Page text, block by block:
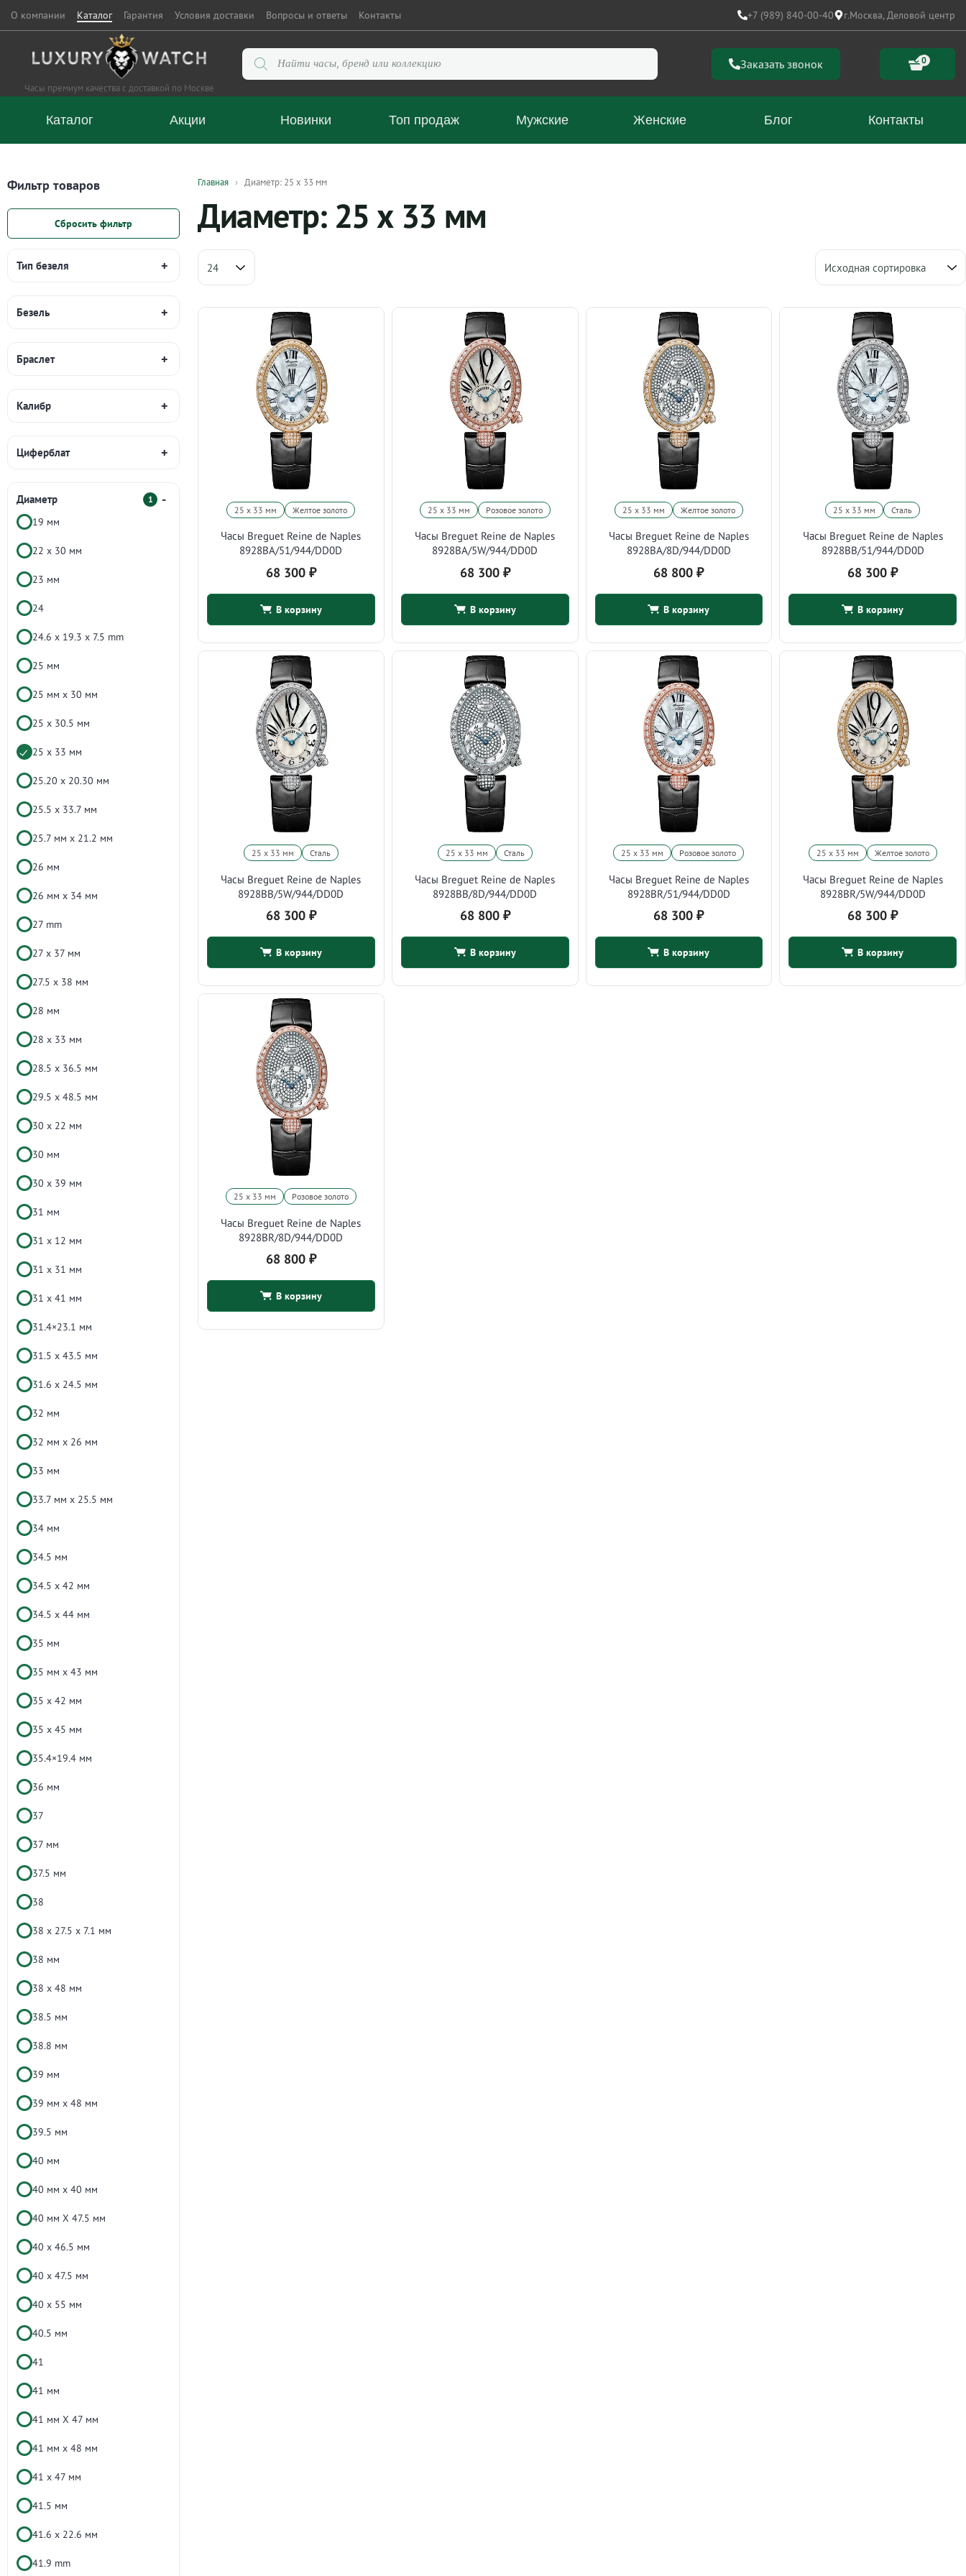
О компании Каталог Гарантия Условия доставки Вопросы и ответы Контакты +7 (989) 840-00-40 г.Москва, Деловой центр
Часы премиум качества с доставкой по Москве
Поиск
товаров
Заказать звонок 0
Каталог Акции Новинки Топ продаж Мужские Женские Блог Контакты
Главная Диаметр: 25 х 33 мм
Диаметр: 25 х 33 мм
25 х 33 мм Желтое золото
Часы Breguet Reine de Naples
8928BA/51/944/DD0D
68 300 ₽
В корзину
25 х 33 мм Розовое золото
Часы Breguet Reine de Naples
8928BA/5W/944/DD0D
68 300 ₽
В корзину
25 х 33 мм Желтое золото
Часы Breguet Reine de Naples
8928BA/8D/944/DD0D
68 800₽
В корзину
25 х 33 мм Сталь
Часы Breguet Reine de Naples
8928BB/51/944/DD0D
68 300₽
В корзину
25 х 33 мм Сталь
Часы Breguet Reine de Naples
8928BB/5W/944/DD0D
68 300 ₽
В корзину
25 х 33 мм Сталь
Часы Breguet Reine de Naples
8928BB/8D/944/DD0D
68 800 ₽
В корзину
25 х 33 мм Розовое золото
Часы Breguet Reine de Naples
8928BR/51/944/DD0D
68 300₽
В корзину
25 х 33 мм Желтое золото
Часы Breguet Reine de Naples
8928BR/5W/944/DD0D
68 300₽
В корзину
25 х 33 мм Розовое золото
Часы Breguet Reine de Naples
8928BR/8D/944/DD0D
68 800 ₽
В корзину
Фильтр товаров
Сбросить фильтр
Тип безеля
Безель
Браслет
Калибр
Циферблат
Диаметр 1
19 мм
22 х 30 мм
23 мм
24
24.6 х 19.3 х 7.5 mm
25 мм
25 мм х 30 мм
25 х 30.5 мм
25 х 33 мм
25.20 x 20.30 мм
25.5 x 33.7 мм
25.7 мм x 21.2 мм
26 мм
26 мм х 34 мм
27 mm
27 х 37 мм
27.5 х 38 мм
28 мм
28 х 33 мм
28.5 х 36.5 мм
29.5 х 48.5 мм
30 x 22 мм
30 мм
30 х 39 мм
31 мм
31 х 12 мм
31 х 31 мм
31 х 41 мм
31.4×23.1 мм
31.5 х 43.5 мм
31.6 x 24.5 мм
32 мм
32 мм х 26 мм
33 мм
33.7 мм x 25.5 мм
34 мм
34.5 мм
34.5 х 42 мм
34.5 х 44 мм
35 мм
35 мм х 43 мм
35 х 42 мм
35 х 45 мм
35.4×19.4 мм
36 мм
37
37 мм
37.5 мм
38
38 x 27.5 х 7.1 мм
38 мм
38 х 48 мм
38.5 мм
38.8 мм
39 мм
39 мм x 48 мм
39.5 мм
40 мм
40 мм x 40 мм
40 мм X 47.5 мм
40 х 46.5 мм
40 х 47.5 мм
40 х 55 мм
40.5 мм
41
41 мм
41 мм X 47 мм
41 мм x 48 мм
41 х 47 мм
41.5 мм
41.6 х 22.6 мм
41.9 mm